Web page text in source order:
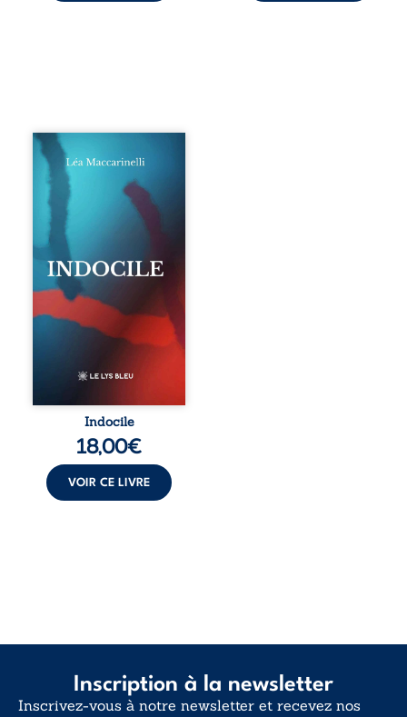
Quatre parties.
Quatre refus.
Quatre visages
d’une existence en
friction. Entre les
silences qu’on ne
déchiffre pas, les
amours qu’on
dérange, les corps
qu’on administre
et les liens qu’on
sabote, cet
ouvrage parle à
vivent trop fort,
trop vrai, trop tôt.
traversée. Une
langue nue. Une
insurrection
calme. Une
déclaration
d’existence pour ...
Indocile
18,00€
VOIR CE LIVRE
Inscription à la newsletter
Inscrivez-vous à notre newsletter et recevez nos